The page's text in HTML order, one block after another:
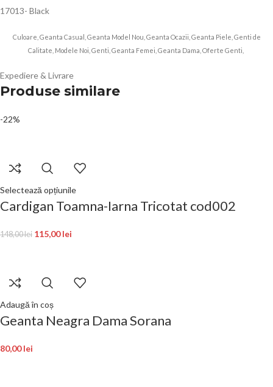
17013- Black
Culoare, Geanta Casual, Geanta Model Nou, Geanta Ocazii, Geanta Piele, Genti de
Calitate, Modele Noi, Genti, Geanta Femei, Geanta Dama, Oferte Genti,
Expediere & Livrare
Produse similare
-22%
Selectează opțiunile
Cardigan Toamna-Iarna Tricotat cod002
148,00lei 115,00lei
Adaugă în coș
Geanta Neagra Dama Sorana
80,00lei